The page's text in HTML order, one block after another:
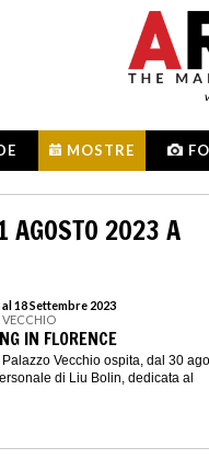
MOSTRE
AGOSTO 2023 A
18 Settembre 2023
VECCHIO
IN FLORENCE
Palazzo Vecchio ospita, dal 30
di Liu Bolin, dedicata al